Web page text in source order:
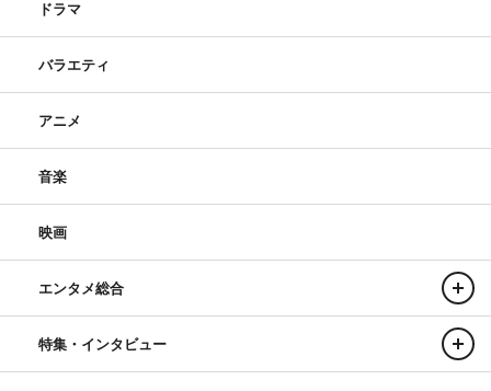
ドラマ
バラエティ
アニメ
音楽
映画
エンタメ総合
特集・インタビュー